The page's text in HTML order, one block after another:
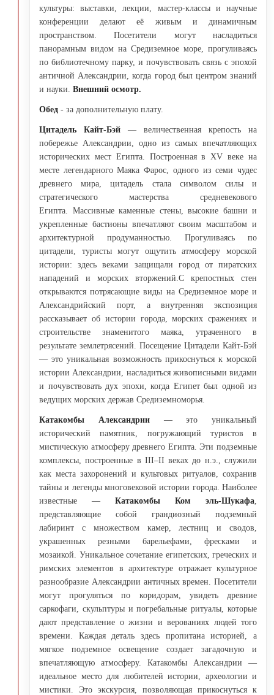
культуры: выставки, лекции, мастер-классы и научные
конференции делают её живым и динамичным
пространством. Посетители могут насладиться
панорамным видом на Средиземное море, прогуливаясь
по библиотечному парку, и почувствовать связь с эпохой
античной Александрии, когда город был центром знаний
и науки. Внешний осмотр.
Обед - за дополнительную плату.
Цитадель Кайт-Бэй — величественная крепость на
побережье Александрии, одно из самых впечатляющих
исторических мест Египта. Построенная в XV веке на
месте легендарного Маяка Фарос, одного из семи чудес
древнего мира, цитадель стала символом силы и
стратегического мастерства средневекового
Египта. Массивные каменные стены, высокие башни и
укрепленные бастионы впечатляют своим масштабом и
архитектурной продуманностью. Прогуливаясь по
цитадели, туристы могут ощутить атмосферу морской
истории: здесь веками защищали город от пиратских
нападений и морских вторжений.С крепостных стен
открываются потрясающие виды на Средиземное море и
Александрийский порт, а внутренняя экспозиция
рассказывает об истории города, морских сражениях и
строительстве знаменитого маяка, утраченного в
результате землетрясений. Посещение Цитадели Кайт-Бэй
— это уникальная возможность прикоснуться к морской
истории Александрии, насладиться живописными видами
и почувствовать дух эпохи, когда Египет был одной из
ведущих морских держав Средиземноморья.
Катакомбы Александрии— это уникальный
исторический памятник, погружающий туристов в
мистическую атмосферу древнего Египта. Эти подземные
комплексы, построенные в III–II веках до н.э., служили
как места захоронений и культовых ритуалов, сохранив
тайны и легенды многовековой истории города. Наиболее
известные — Катакомбы Ком эль-Шукафа
представляющие собой грандиозный подземный
лабиринт с множеством камер, лестниц и сводов,
украшенных резными барельефами, фресками и
мозаикой. Уникальное сочетание египетских, греческих и
римских элементов в архитектуре отражает культурное
разнообразие Александрии античных времен. Посетители
могут прогуляться по коридорам, увидеть древние
саркофаги, скульптуры и погребальные ритуалы, которые
дают представление о жизни и верованиях людей того
времени. Каждая деталь здесь пропитана историей, а
мягкое подземное освещение создает загадочную и
впечатляющую атмосферу. Катакомбы Александрии —
идеальное место для любителей истории, археологии и
мистики. Это экскурсия, позволяющая прикоснуться к